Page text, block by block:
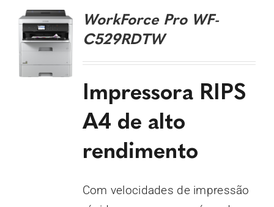
WorkForce Pro WF-
C529RDTW
Impressora RIPS
A4 de alto
rendimento
Com velocidades de impressão